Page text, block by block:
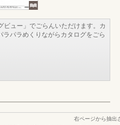
ビュー」でごらんいただけます。カ
ラパラめくりながらカタログをごら
右ページから抽出